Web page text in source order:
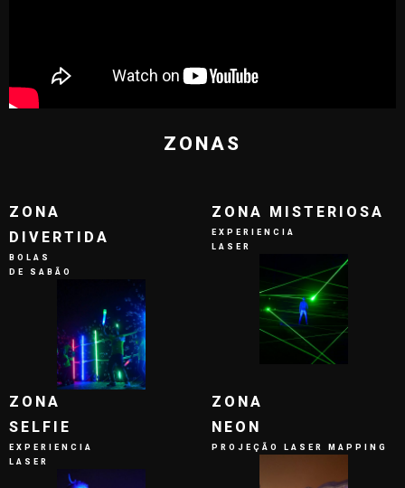
ZONAS
ZONA
DIVERTIDA
BOLAS
DE SABÃO
ZONA MISTERIOSA
EXPERIENCIA
LASER
ZONA
SELFIE
EXPERIENCIA
LASER
ZONA
NEON
PROJEÇÃO LASER MAPPING